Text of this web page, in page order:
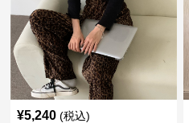
¥5,240 (税込)